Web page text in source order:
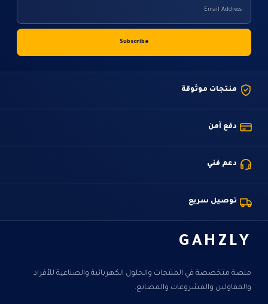
منتجات موثوقة
دفع آمن
دعم فني
توصيل سريع
GAHZLY
منصة متخصصة في المنتجات والحلول الكهربائية والصناعية للأفراد
والمقاولين والمشروعات والمصانع.